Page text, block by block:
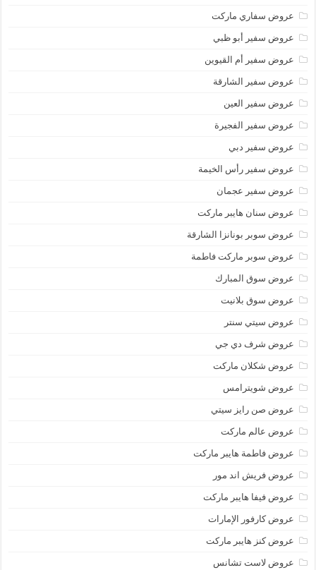
عروض سفاري ماركت
عروض سفير أبو ظبي
عروض سفير أم القيوين
عروض سفير الشارقة
عروض سفير العين
عروض سفير الفجيرة
عروض سفير دبي
عروض سفير رأس الخيمة
عروض سفير عجمان
عروض سنان هايبر ماركت
عروض سوبر بونانزا الشارقة
عروض سوبر ماركت فاطمة
عروض سوق المبارك
عروض سوق بلانيت
عروض سيتي سنتر
عروض شرف دي جي
عروض شكلان ماركت
عروض شويترامس
عروض صن رايز سيتي
عروض عالم ماركت
عروض فاطمة هايبر ماركت
عروض فريش اند مور
عروض فيفا هايبر ماركت
عروض كارفور الإمارات
عروض كنز هايبر ماركت
عروض لاست تشانس